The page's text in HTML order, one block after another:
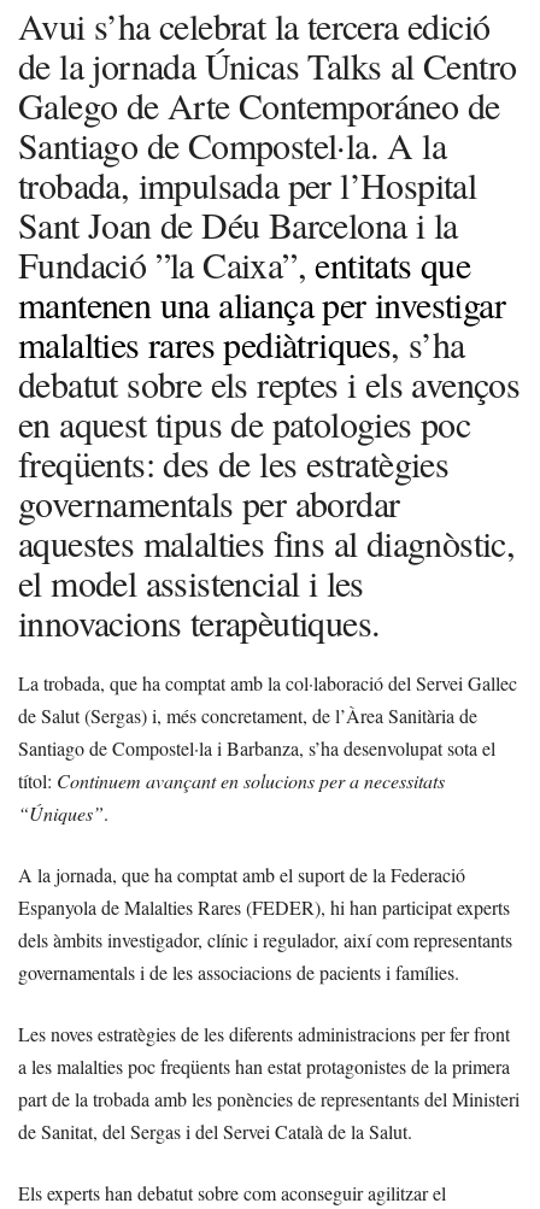
Avui s’ha celebrat la tercera edició
de la jornada Únicas Talks al Centro
Galego de Arte Contemporáneo de
Santiago de Compostel·la. A la
trobada, impulsada per l’Hospital
Sant Joan de Déu Barcelona i la
Fundació ”la Caixa”,entitats que
mantenen una aliança per investigar
malalties rares pediàtriques, s’ha
debatut sobre els reptes i els avenços
en aquest tipus de patologies poc
freqüents: des de les estratègies
governamentals per abordar
aquestes malalties fins al diagnòstic,
el model assistencial i les
innovacions terapèutiques.
La trobada, que ha comptat amb la col·laboració del Servei Gallec
de Salut (Sergas) i, més concretament, de l’Àrea Sanitària de
Santiago de Compostel·la i Barbanza, s’ha desenvolupat sota el
títol: Continuem avançant en solucions per a necessitats
“Úniques”.
A la jornada, que ha comptat amb el suport de la Federació
Espanyola de Malalties Rares (FEDER), hi han participat experts
dels àmbits investigador, clínic i regulador, així com representants
governamentals i de les associacions de pacients i famílies.
Les noves estratègies de les diferents administracions per fer front
a les malalties poc freqüents han estat protagonistes de la primera
part de la trobada amb les ponències de representants del Ministeri
de Sanitat, del Sergas i del Servei Català de la Salut.
Els experts han debatut sobre com aconseguir agilitzar el